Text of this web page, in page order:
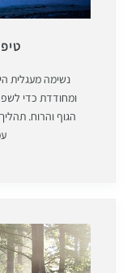
נשימה מעגלית
ומחודדת כדי
הגוף והרוח.